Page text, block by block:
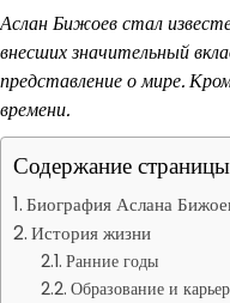
Аслан Бижоев стал
внесших значительный
представление о мире.
времени.
Содержание страницы
Биография Аслана
История жизни
Ранние годы
Образование и